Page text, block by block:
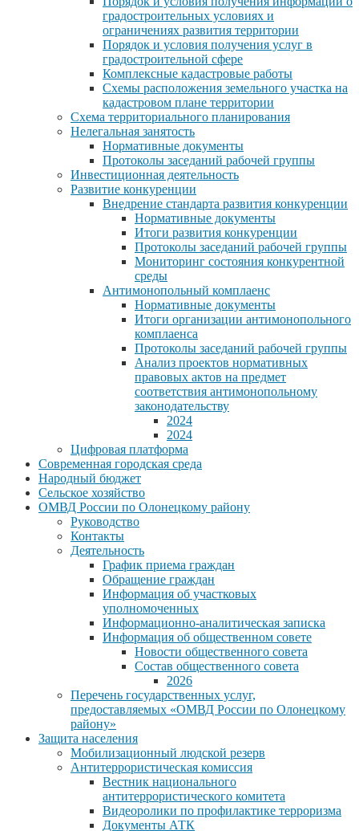
градостроительных условиях и
ограничениях развития территории
Порядок и условия получения услуг в
градостроительной сфере
Комплексные кадастровые работы
Схемы расположения земельного участка на
кадастровом плане территории
Схема территориального планирования
Нелегальная занятость
Нормативные документы
Протоколы заседаний рабочей группы
Инвестиционная деятельность
Развитие конкуренции
Внедрение стандарта развития конкуренции
Нормативные документы
Итоги развития конкуренции
Протоколы заседаний рабочей группы
Мониторинг состояния конкурентной
среды
Антимонопольный комплаенс
Нормативные документы
Итоги организации антимонопольного
комплаенса
Протоколы заседаний рабочей группы
Анализ проектов нормативных
правовых актов на предмет
соответствия антимонопольному
законодательству
2024
2024
Цифровая платформа
Современная городская среда
Народный бюджет
Сельское хозяйство
ОМВД России по Олонецкому району
Руководство
Контакты
Деятельность
График приема граждан
Обращение граждан
Информация об участковых
уполномоченных
Информационно-аналитическая записка
Информация об общественном совете
Новости общественного совета
Состав общественного совета
2026
Перечень государственных услуг,
предоставляемых «ОМВД России по Олонецкому
району»
Защита населения
Мобилизационный людской резерв
Антитеррористическая комиссия
Вестник национального
антитеррористического комитета
Видеоролики по профилактике терроризма
Документы АТК